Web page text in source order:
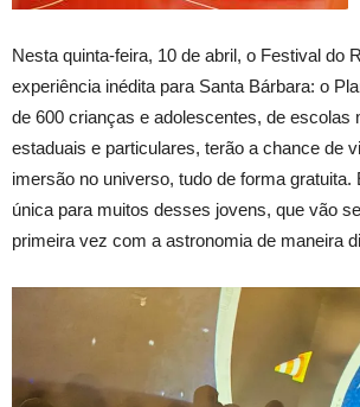
Nesta quinta-feira, 10 de abril, o Festival do
experiência inédita para Santa Bárbara: o
de 600 crianças e adolescentes, de escolas
estaduais e particulares, terão a chance de
imersão no universo, tudo de forma gratuita.
única para muitos desses jovens, que vão
primeira vez com a astronomia de maneira